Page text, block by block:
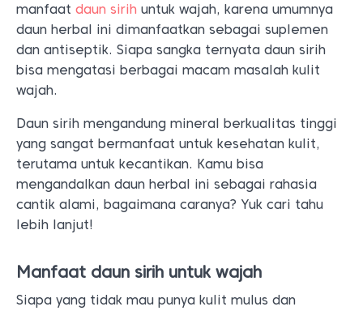
manfaat daun sirih untuk wajah, karena umumnya
daun herbal ini dimanfaatkan sebagai suplemen
dan antiseptik. Siapa sangka ternyata daun sirih
bisa mengatasi berbagai macam masalah kulit
wajah.
Daun sirih mengandung mineral berkualitas tinggi
yang sangat bermanfaat untuk kesehatan kulit,
terutama untuk kecantikan. Kamu bisa
mengandalkan daun herbal ini sebagai rahasia
cantik alami, bagaimana caranya? Yuk cari tahu
lebih lanjut!
Manfaat daun sirih untuk wajah
Siapa yang tidak mau punya kulit mulus dan